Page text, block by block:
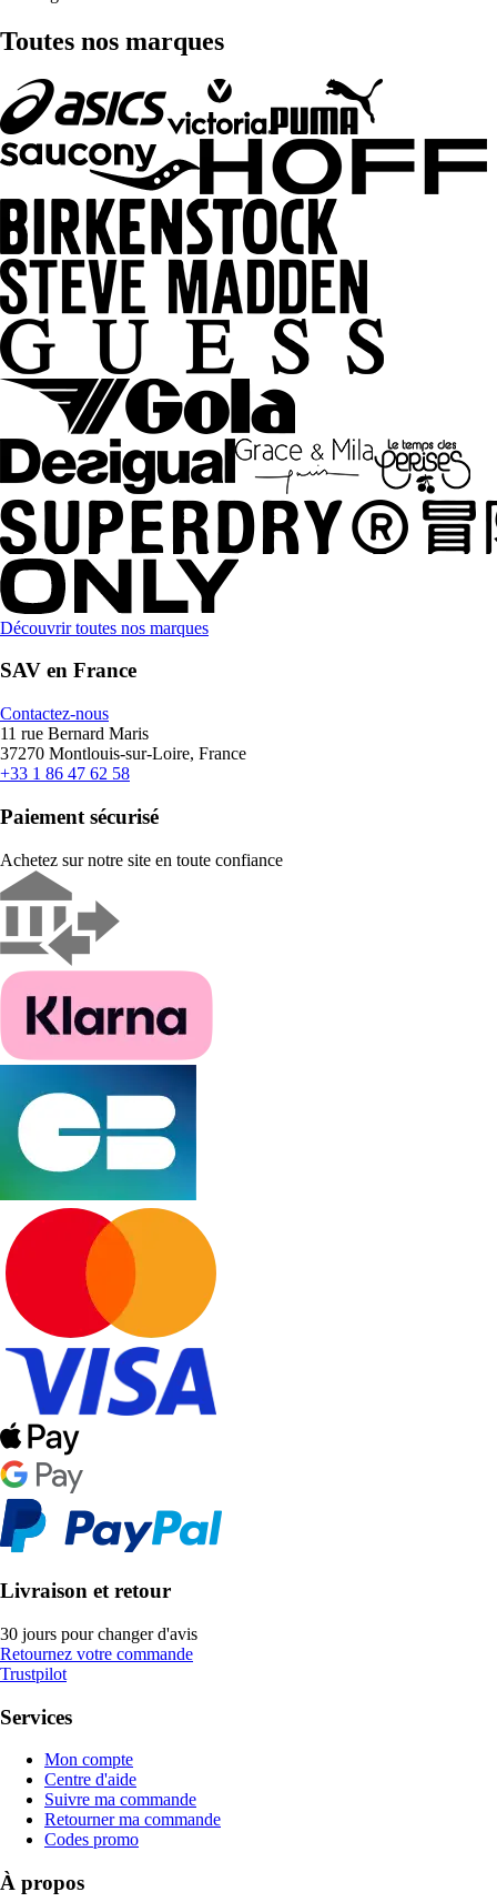
Toutes nos marques
Découvrir toutes nos marques
SAV en France
Contactez-nous
11 rue Bernard Maris
37270 Montlouis-sur-Loire, France
+33 1 86 47 62 58
Paiement sécurisé
Achetez sur notre site en toute confiance
Livraison et retour
30 jours pour changer d'avis
Retournez votre commande
Trustpilot
Services
Mon compte
Centre d'aide
Suivre ma commande
Retourner ma commande
Codes promo
À propos